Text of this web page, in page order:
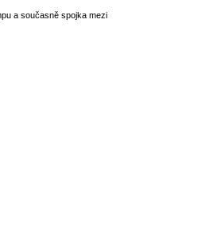
a současně spojka mezi